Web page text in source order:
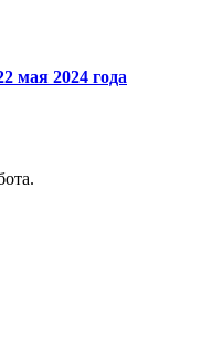
мая 2024 года